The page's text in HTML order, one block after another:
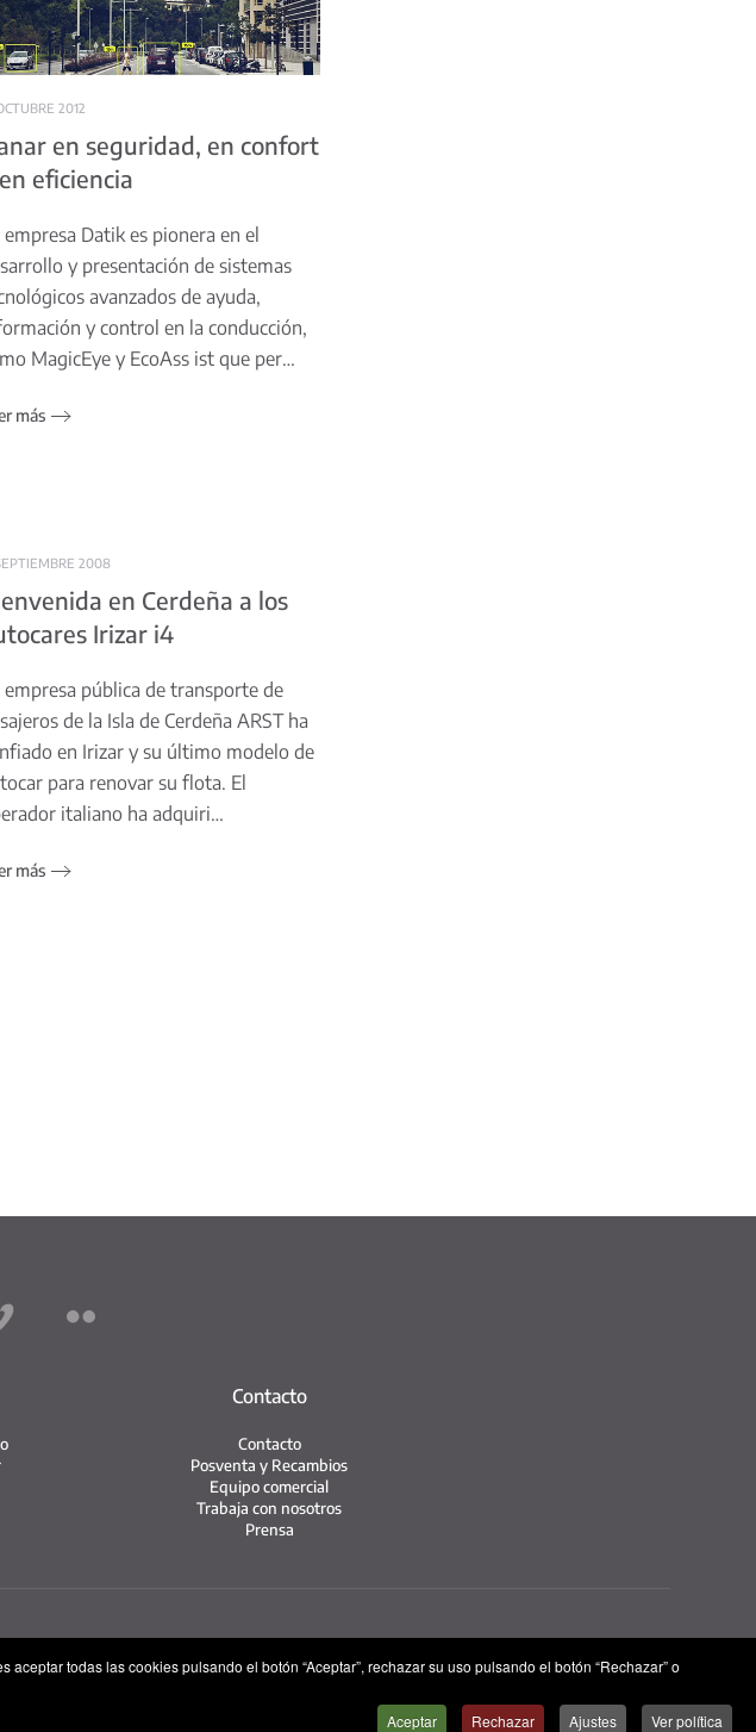
todas las cookies pulsando el botón “Aceptar”, rechazar su uso pulsando el botón “Rechazar” o
Aceptar
Rechazar Ajustes Ver política
2012
en seguridad, en confort
eficiencia
empresa Datik es pionera en el
y presentación de sistemas
avanzados de ayuda,
y control en la conducción,
MagicEye y EcoAss ist que per…
más
2008
en Cerdeña a los
Irizar i4
empresa pública de transporte de
de la Isla de Cerdeña ARST ha
en Irizar y su último modelo de
para renovar su flota. El
italiano ha adquiri…
más
Contacto
Contacto
Posventa y Recambios
Equipo comercial
Trabaja con nosotros
Prensa